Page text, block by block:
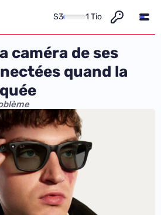
S3 1 Tio
caméra de ses
quand la